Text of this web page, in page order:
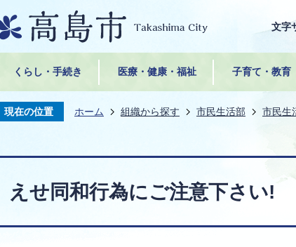
文字
くらし・手続き 医療・健康・福祉 子育て・教育
現在の位置 ホーム 組織から探す 市民生活部 市民生
えせ同和行為にご注意下さい!